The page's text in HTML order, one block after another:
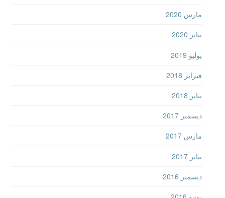
مارس 2020
يناير 2020
يوليو 2019
فبراير 2018
يناير 2018
ديسمبر 2017
مارس 2017
يناير 2017
ديسمبر 2016